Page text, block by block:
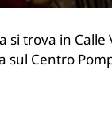
si trova in
sul Centro